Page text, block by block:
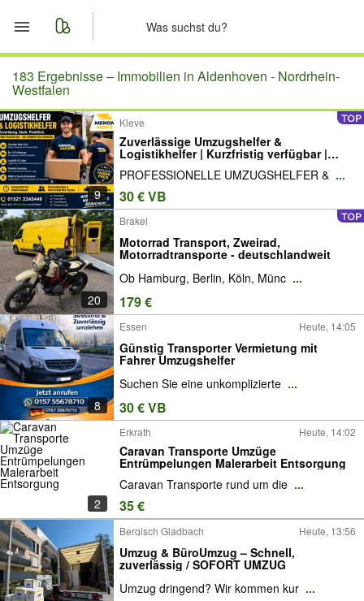
Start
Merkliste
Nachrichten
Anzeige aufgeben
183 Ergebnisse – Immobilien in Aldenhoven - Nordrhein-
Westfalen
9
Kleve
Zuverlässige Umzugshelfer &
Logistikhelfer | Kurzfristig verfügbar |
NRW & Deutschlandweit
PROFESSIONELLE UMZUGSHELFER & ...
30 € VB
20
Brakel
Motorrad Transport, Zweirad,
Motorradtransporte - deutschlandweit
Ob Hamburg, Berlin, Köln, Münc ...
179 €
8
Essen Heute, 14:05
Günstig Transporter Vermietung mit
Fahrer Umzugshelfer
Suchen Sie eine unkomplizierte ...
30 € VB
2
Erkrath Heute, 14:02
Caravan Transporte Umzüge
Entrümpelungen Malerarbeit Entsorgung
Caravan Transporte rund um die ...
35 €
Bergisch Gladbach Heute, 13:56
Umzug & BüroUmzug – Schnell,
zuverlässig / SOFORT UMZUG
Umzug dringend? Wir kommen kur ...